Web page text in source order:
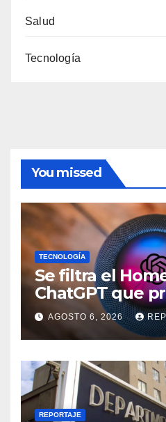
Salud
Tecnología
You missed
TECNOLOGÍA
Se filtra el
ChatGPT que
OpenAI y su
locura
AGOSTO 6, 2026
REPORTAJE